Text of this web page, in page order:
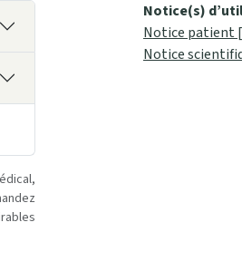
Notice(s)
Notice patient
Notice